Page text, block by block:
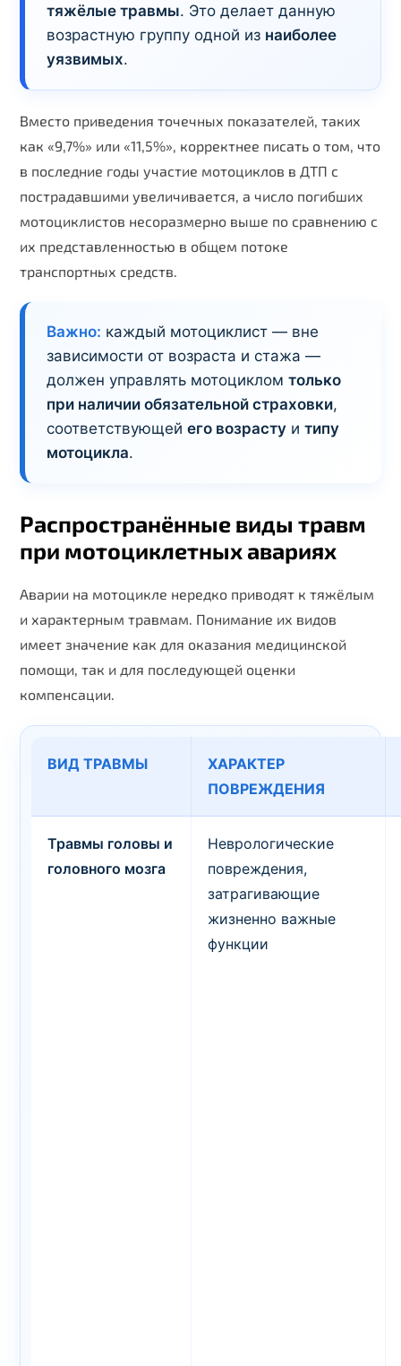
тяжёлые травмы. Это делает данную
возрастную группу одной из наиболее
уязвимых.
Вместо приведения точечных показателей, таких
как «9,7%» или «11,5%», корректнее писать о том, что
в последние годы участие мотоциклов в ДТП с
пострадавшими увеличивается, а число погибших
мотоциклистов несоразмерно выше по сравнению с
их представленностью в общем потоке
транспортных средств.
Важно: каждый мотоциклист — вне
зависимости от возраста и стажа —
должен управлять мотоцикломтолько
при наличии обязательной страховки,
соответствующейего возрасту итипу
мотоцикла.
Распространённые виды травм
при мотоциклетных авариях
Аварии на мотоцикле нередко приводят к тяжёлым
и характерным травмам. Понимание их видов
имеет значение как для оказания медицинской
помощи, так и для последующей оценки
компенсации.
ВИД ТРАВМЫ
ХАРАКТЕР
ПОВРЕЖДЕНИЯ
Травмы головы и
головного мозга
Неврологические
повреждения,
затрагивающие
жизненно важные
функции